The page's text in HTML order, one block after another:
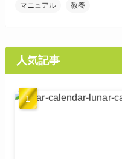
マニュアル 教養
人気記事